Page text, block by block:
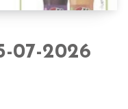
07-2026